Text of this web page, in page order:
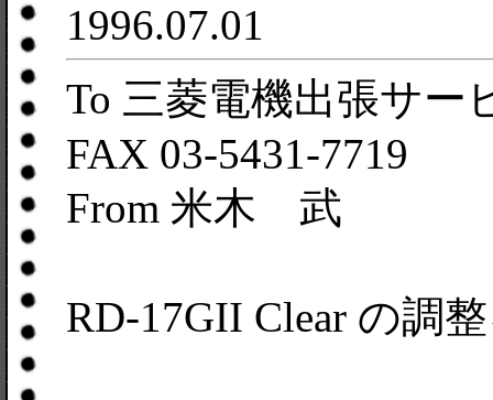
1996.07.01
To 三菱電機出張サー
FAX 03-5431-7719
From 米木 武
RD-17GII Clear の調